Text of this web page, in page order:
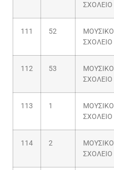
ΣΧΟΛΕΙΟ
111 52
ΜΟΥΣΙΚΟ
ΣΧΟΛΕΙΟ
112 53
ΜΟΥΣΙΚΟ
ΣΧΟΛΕΙΟ
113 1
ΜΟΥΣΙΚΟ
ΣΧΟΛΕΙΟ
114 2
ΜΟΥΣΙΚΟ
ΣΧΟΛΕΙΟ